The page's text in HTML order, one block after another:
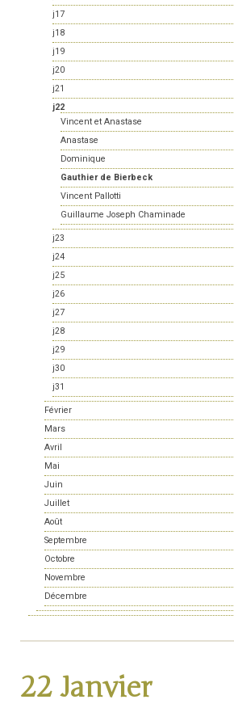
j17
j18
j19
j20
j21
j22
Vincent et Anastase
Anastase
Dominique
Gauthier de Bierbeck
Vincent Pallotti
Guillaume Joseph Chaminade
j23
j24
j25
j26
j27
j28
j29
j30
j31
Février
Mars
Avril
Mai
Juin
Juillet
Août
Septembre
Octobre
Novembre
Décembre
22 Janvier